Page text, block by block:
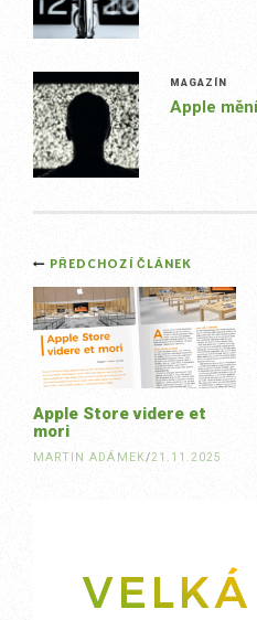
MAGAZÍN
Apple
Post
navigation
PŘEDCHOZÍ ČLÁNEK
Apple Store videre et
mori
MARTIN ADÁMEK/21.11.2025